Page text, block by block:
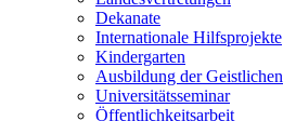
Dekanate
Internationale Hilfsprojekte
Kindergarten
Ausbildung der Geistlichen
Universitätsseminar
Öffentlichkeitsarbeit